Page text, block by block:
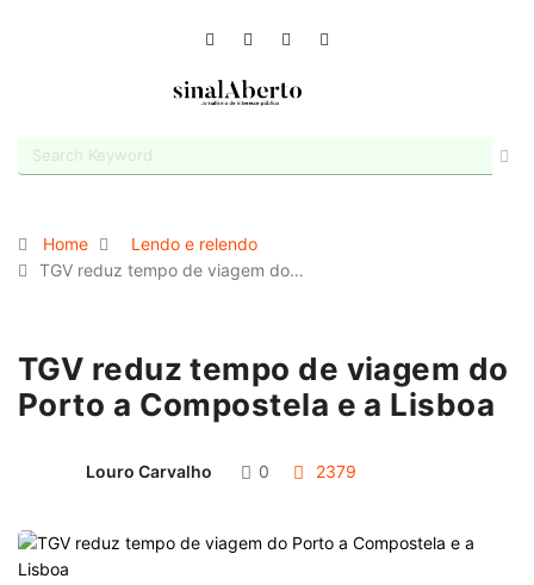
Home
Lendo e relendo
TGV reduz tempo de viagem do…
TGV reduz tempo de viagem do
Porto a Compostela e a Lisboa
Louro Carvalho 0 2379